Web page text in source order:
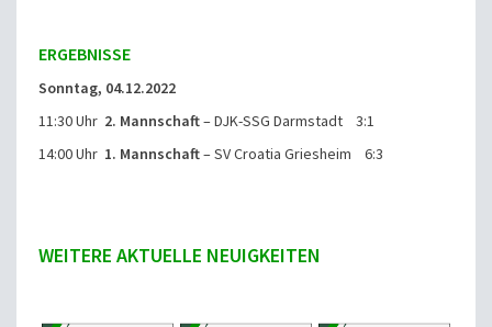
ERGEBNISSE
Sonntag, 04.12.2022
11:30 Uhr 2. Mannschaft– DJK-SSG Darmstadt 3:1
14:00 Uhr 1. Mannschaft– SV Croatia Griesheim 6:3
WEITERE AKTUELLE NEUIGKEITEN